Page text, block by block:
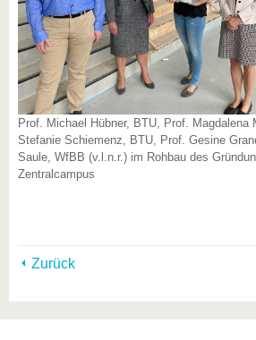
Prof. Michael Hübner, BTU, Prof. Magdalena
Stefanie Schiemenz, BTU, Prof. Gesine
Saule, WfBB (v.l.n.r.) im Rohbau des
Zentralcampus
Zurück